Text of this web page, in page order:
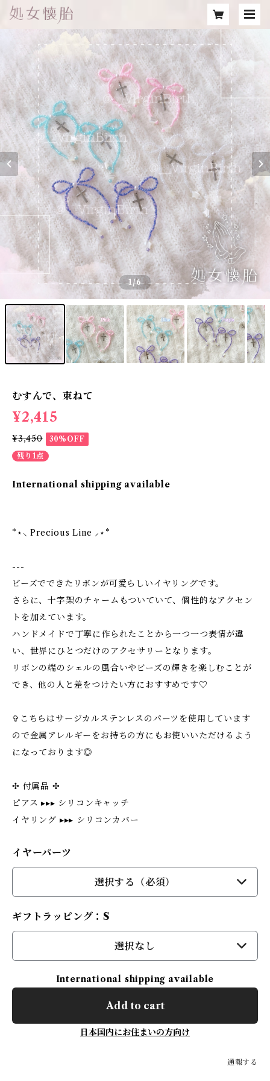
1/6
むすんで、束ねて
¥2,415
¥3,450
30%OFF
残り1点
International shipping available
*⋆⸜ Precious Line ⸝⋆*
---
ビーズでできたリボンが可愛らしいイヤリングです。
さらに、十字架のチャームもついていて、個性的なアクセン
トを加えています。
ハンドメイドで丁寧に作られたことから一つ一つ表情が違
い、世界にひとつだけのアクセサリーとなります。
リボンの端のシェルの風合いやビーズの輝きを楽しむことが
でき、他の人と差をつけたい方におすすめです♡
✞こちらはサージカルステンレスのパーツを使用しています
ので金属アレルギーをお持ちの方にもお使いいただけるよう
になっております◎
✣ 付属品 ✣
ピアス ▸▸▸ シリコンキャッチ
イヤリング ▸▸▸ シリコンカバー
イヤーパーツ
選択する（必須）
ギフトラッピング：S
選択なし
International shipping available
Add to cart
日本国内にお住まいの方向け
通報する